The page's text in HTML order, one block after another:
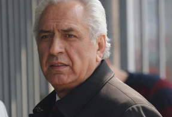
vrućine kakve se rijetko bilježe.
Share